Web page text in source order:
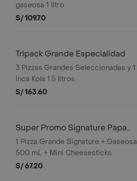
gaseosa 1 litro
S/ 109.70
Tripack Grande Especialidad
3 Pizzas Grandes Seleccionadas y 1
Inca Kola 1.5 litros.
S/ 163.60
Super Promo Signature Papa
Johns
1 Pizza Grande Signature + Gaseosa
500 mL + Mini Cheesesticks
S/ 67.20